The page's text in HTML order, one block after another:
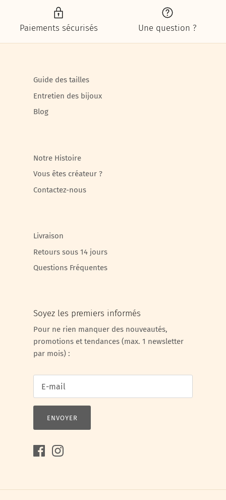
Paiements sécurisés Une question ?
Guide des tailles
Entretien des bijoux
Blog
Notre Histoire
Vous êtes créateur ?
Contactez-nous
Livraison
Retours sous 14 jours
Questions Fréquentes
Soyez les premiers informés
Pour ne rien manquer des nouveautés,
promotions et tendances (max. 1 newsletter
par mois) :
ENVOYER